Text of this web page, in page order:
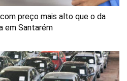
preço mais alto que o da
em Santarém